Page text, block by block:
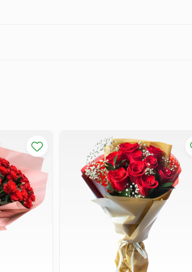
pot varia ușor în funcție de sezon și disponibilitate.